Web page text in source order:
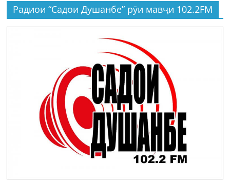
Радиои “Садои Душанбе” рӯи мавҷи 102.2FM